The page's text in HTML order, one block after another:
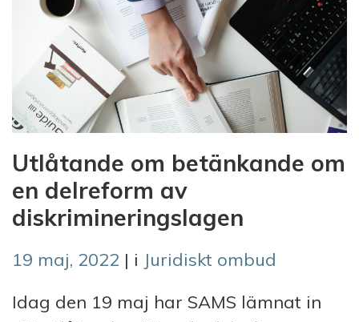
Utlåtande om betänkande om
en delreform av
diskrimineringslagen
19 maj, 2022 | i Juridiskt ombud
Idag den 19 maj har SAMS lämnat in